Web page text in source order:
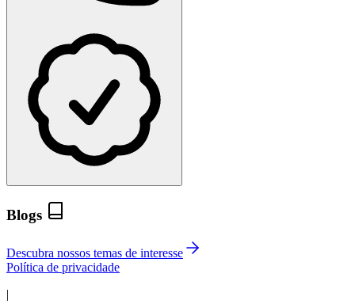
Blogs
Descubra nossos temas de interesse
Política de privacidade
|